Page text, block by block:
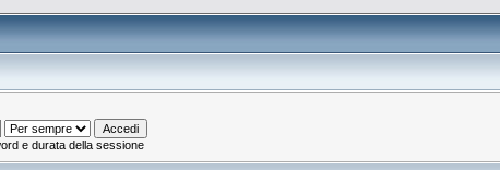
e durata della sessione